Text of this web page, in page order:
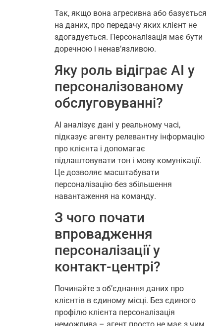
Так, якщо вона агресивна або базується
на даних, про передачу яких клієнт не
здогадується. Персоналізація має бути
доречною і ненав’язливою.
Яку роль відіграє AI у
персоналізованому
обслуговуванні?
AI аналізує дані у реальному часі,
підказує агенту релевантну інформацію
про клієнта і допомагає
підлаштовувати тон і мову комунікації.
Це дозволяє масштабувати
персоналізацію без збільшення
навантаження на команду.
З чого почати
впровадження
персоналізації у
контакт-центрі?
Починайте з об’єднання даних про
клієнтів в єдиному місці. Без єдиного
профілю клієнта персоналізація